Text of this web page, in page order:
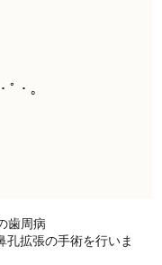
・。
歯周病
孔拡張の手術を行いま